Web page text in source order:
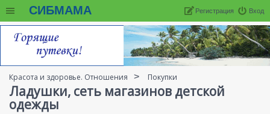
СИБМАМА Вход
Регистрация
Красота и здоровье. Отношения Покупки
Ладушки, сеть магазинов детской
одежды